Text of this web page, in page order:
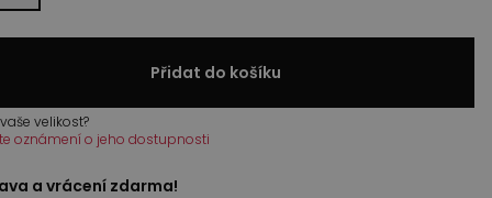
Přidat do košíku
velikost?
oznámení o jeho dostupnosti
a vrácení zdarma!